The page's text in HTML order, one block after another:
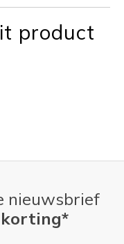
product
nieuwsbrief